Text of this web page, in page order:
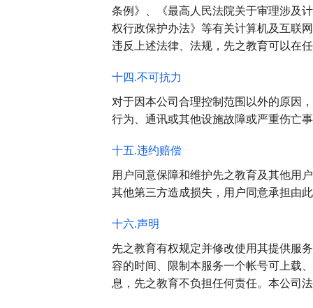
条例》、《最高人民法院关于审理涉及
权行政保护办法》等有关计算机及互联
违反上述法律、法规，先之教育可以在
十四.不可抗力
对于因本公司合理控制范围以外的原因
行为、通讯或其他设施故障或严重伤亡
十五.违约赔偿
用户同意保障和维护先之教育及其他用
其他第三方造成损失，用户同意承担由
十六.声明
先之教育有权规定并修改使用其提供服
容的时间、限制本服务一个帐号可上载
息，先之教育不负担任何责任。本公司